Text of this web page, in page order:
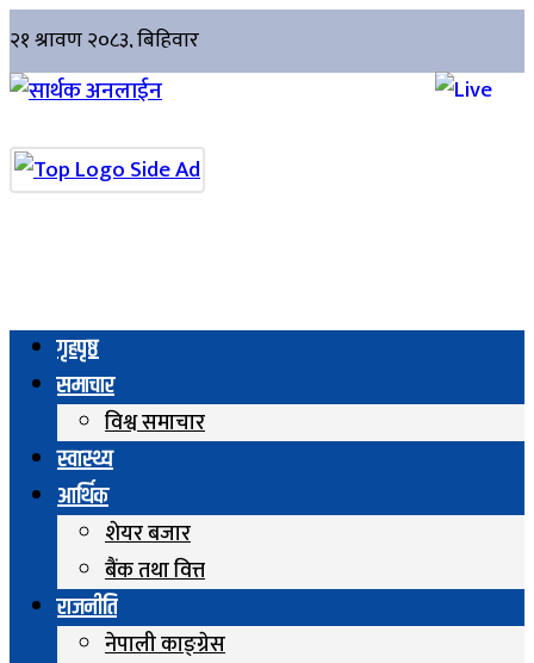
गृहपृष्ठ
समाचार
विश्व समाचार
स्वास्थ्य
आर्थिक
शेयर बजार
बैंक तथा वित्त
राजनीति
नेपाली काङ्ग्रेस